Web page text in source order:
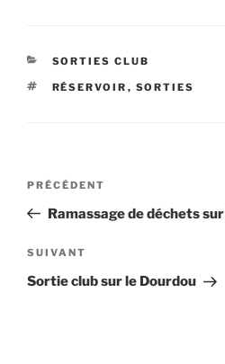
CATÉGORIES
SORTIES CLUB
ÉTIQUETTES
RÉSERVOIR , SORTIES
Navigation
l’article
Article
précédent
PRÉCÉDENT
Ramassage de déchets
Article
suivant
SUIVANT
Sortie club sur le Dourdou